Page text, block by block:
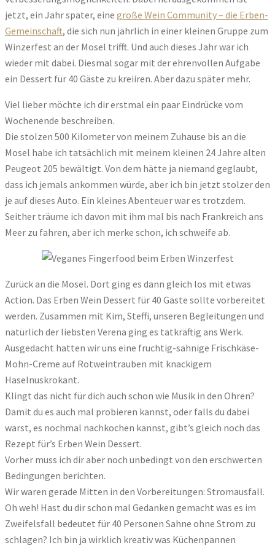
jetzt, ein Jahr später, eine große Wein Community – die Erben-
Gemeinschaft, die sich nun jährlich in einer kleinen Gruppe zum
Winzerfest an der Mosel trifft. Und auch dieses Jahr war ich
wieder mit dabei. Diesmal sogar mit der ehrenvollen Aufgabe
ein Dessert für 40 Gäste zu kreiiren. Aber dazu später mehr.
Viel lieber möchte ich dir erstmal ein paar Eindrücke vom
Wochenende beschreiben.
Die stolzen 500 Kilometer von meinem Zuhause bis an die
Mosel habe ich tatsächlich mit meinem kleinen 24 Jahre alten
Peugeot 205 bewältigt. Von dem hätte ja niemand geglaubt,
dass ich jemals ankommen würde, aber ich bin jetzt stolzer den
je auf dieses Auto. Ein kleines Abenteuer war es trotzdem.
Seither träume ich davon mit ihm mal bis nach Frankreich ans
Meer zu fahren, aber ich merke schon, ich schweife ab.
Zurück an die Mosel. Dort ging es dann gleich los mit etwas
Action. Das Erben Wein Dessert für 40 Gäste sollte vorbereitet
werden. Zusammen mit Kim, Steffi, unseren Begleitungen und
natürlich der liebsten Verena ging es tatkräftig ans Werk.
Ausgedacht hatten wir uns eine fruchtig-sahnige Frischkäse-
Mohn-Creme auf Rotweintrauben mit knackigem
Haselnuskrokant.
Klingt das nicht für dich auch schon wie Musik in den Ohren?
Damit du es auch mal probieren kannst, oder falls du dabei
warst, es nochmal nachkochen kannst, gibt’s gleich noch das
Rezept für’s Erben Wein Dessert.
Vorher muss ich dir aber noch unbedingt von den erschwerten
Bedingungen berichten.
Wir waren gerade Mitten in den Vorbereitungen: Stromausfall.
Oh weh! Hast du dir schon mal Gedanken gemacht was es im
Zweifelsfall bedeutet für 40 Personen Sahne ohne Strom zu
schlagen? Ich bin ja wirklich kreativ was Küchenpannen